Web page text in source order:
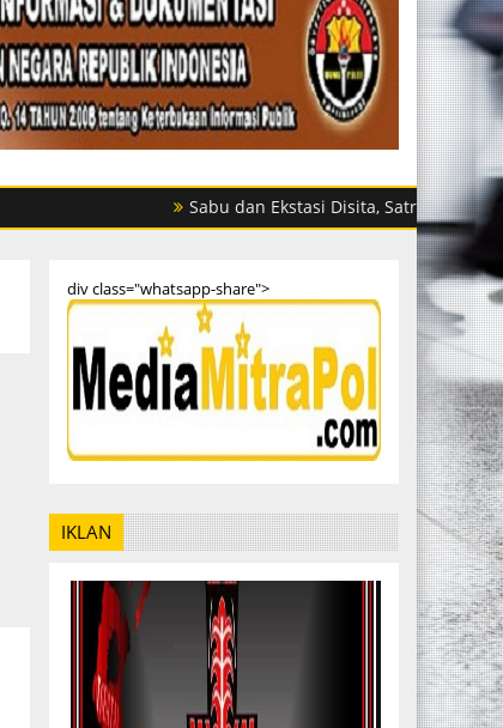
Sabu dan Ekstasi Disita, Satres Narkoba Polres
div class="whatsapp-share">
IKLAN